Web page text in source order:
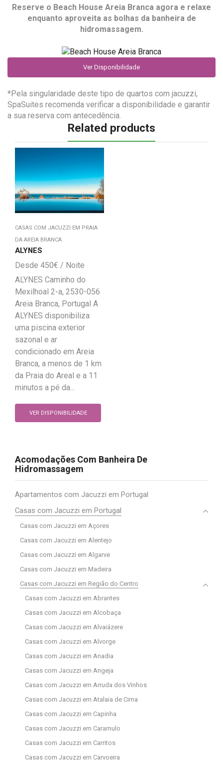
Reserve o Beach House Areia Branca agora e relaxe
enquanto aproveita as bolhas da banheira de
hidromassagem.
Ver Disponibilidade
*Pela singularidade deste tipo de quartos com jacuzzi,
SpaSuites recomenda verificar a disponibilidade e garantir
a sua reserva com antecedência.
Related products
CASAS COM JACUZZI EM PRAIA
DA AREIA BRANCA
ALYNES
450€
ALYNES Caminho do
Mexilhoal 2-a, 2530-056
Areia Branca, Portugal A
ALYNES disponibiliza
uma piscina exterior
sazonal e ar
condicionado em Areia
Branca, a menos de 1 km
da Praia do Areal e a 11
minutos a pé da...
VER DISPONIBILIDADE
Acomodações Com Banheira De
Hidromassagem
Apartamentos com Jacuzzi em Portugal
Casas com Jacuzzi em Portugal
Casas com Jacuzzi em Açores
Casas com Jacuzzi em Alentejo
Casas com Jacuzzi em Algarve
Casas com Jacuzzi em Madeira
Casas com Jacuzzi em Região do Centro
Casas com Jacuzzi em Abrantes
Casas com Jacuzzi em Alcobaça
Casas com Jacuzzi em Alvaiázere
Casas com Jacuzzi em Alvorge
Casas com Jacuzzi em Anadia
Casas com Jacuzzi em Angeja
Casas com Jacuzzi em Arruda dos Vinhos
Casas com Jacuzzi em Atalaia de Cima
Casas com Jacuzzi em Capinha
Casas com Jacuzzi em Caramulo
Casas com Jacuzzi em Carritos
Casas com Jacuzzi em Carvoeira